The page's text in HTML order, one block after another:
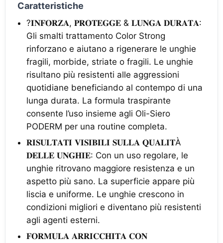
Caratteristiche
?𝐈𝐍𝐅𝐎𝐑𝐙𝐀, 𝐏𝐑𝐎𝐓𝐄𝐆𝐆𝐄 & 𝐋𝐔𝐍𝐆𝐀 𝐃𝐔𝐑𝐀𝐓𝐀:
Gli smalti trattamento Color Strong
rinforzano e aiutano a rigenerare le unghie
fragili, morbide, striate o fragili. Le unghie
risultano più resistenti alle aggressioni
quotidiane beneficiando al contempo di una
lunga durata. La formula traspirante
consente l’uso insieme agli Oli-Siero
PODERM per una routine completa.
𝐑𝐈𝐒𝐔𝐋𝐓𝐀𝐓𝐈 𝐕𝐈𝐒𝐈𝐁𝐈𝐋𝐈 𝐒𝐔𝐋𝐋𝐀 𝐐𝐔𝐀𝐋𝐈𝐓À
𝐃𝐄𝐋𝐋𝐄 𝐔𝐍𝐆𝐇𝐈𝐄: Con un uso regolare, le
unghie ritrovano maggiore resistenza e un
aspetto più sano. La superficie appare più
liscia e uniforme. Le unghie crescono in
condizioni migliori e diventano più resistenti
agli agenti esterni.
𝐅𝐎𝐑𝐌𝐔𝐋𝐀 𝐀𝐑𝐑𝐈𝐂𝐂𝐇𝐈𝐓𝐀 𝐂𝐎𝐍